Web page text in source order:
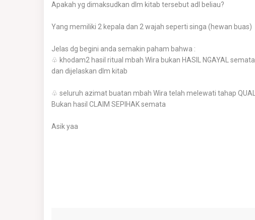
Apakah yg dimaksudkan dlm kitab tersebut adl beliau?
Yang memiliki 2 kepala dan 2 wajah seperti singa (hewan buas)
Jelas dg begini anda semakin paham bahwa :
♧ khodam2 hasil ritual mbah Wira bukan HASIL NGAYAL
dan dijelaskan dlm kitab
♧ seluruh azimat buatan mbah Wira telah melewati tahap
Bukan hasil CLAIM SEPIHAK semata
Asik yaa